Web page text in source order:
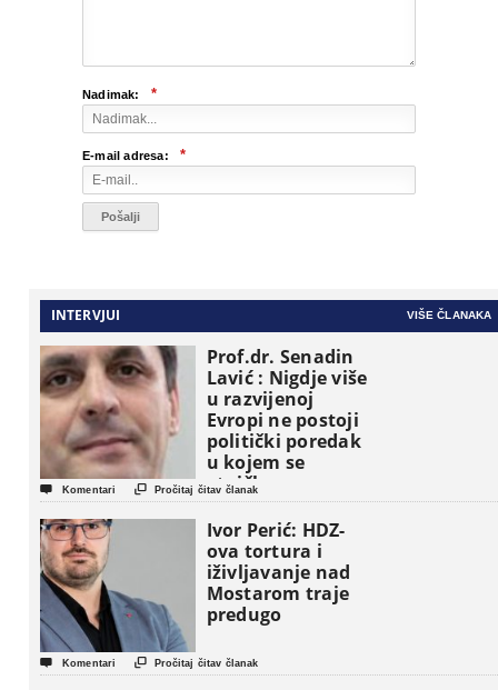
Nadimak: *
E-mail adresa: *
INTERVJUI VIŠE ČLANAKA
Prof.dr. Senadin
Lavić : Nigdje više
u razvijenoj
Evropi ne postoji
politički poredak
u kojem se
etničke grupe
pojavljuju kao
osnovne
političke jedinice
 Komentari  Pročitaj čitav članak
Ivor Perić: HDZ-
ova tortura i
iživljavanje nad
Mostarom traje
predugo
 Komentari  Pročitaj čitav članak